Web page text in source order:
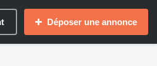
Déposer une annonce